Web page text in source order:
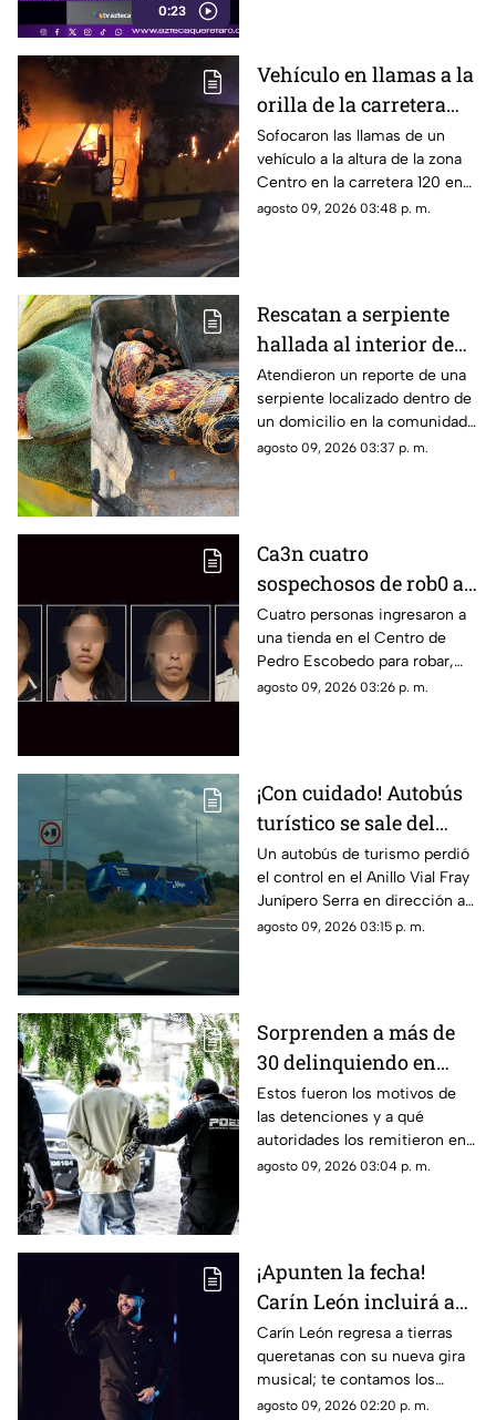
0:23
Vehículo en llamas a la
orilla de la carretera
120 en Cadereyta
provoca intensa
movilización de rescate
Sofocaron las llamas de un
vehículo a la altura de la zona
Centro en la carretera 120 en
Cadereyta
agosto 09, 2026 03:48 p. m.
Rescatan a serpiente
hallada al interior de
una vivienda en
Cadereyta de Montes
Atendieron un reporte de una
serpiente localizado dentro de
un domicilio en la comunidad
de Los Llanitos
agosto 09, 2026 03:37 p. m.
Ca3n cuatro
sospechosos de rob0 a
comercio sobre la
Autopista 57 en
Querétaro
Cuatro personas ingresaron a
una tienda en el Centro de
Pedro Escobedo para robar,
fueron detenidos sobre la
agosto 09, 2026 03:26 p. m.
¡Con cuidado! Autobús
turístico se sale del
camino en el Anillo
Vial Fray Junípero
Serra
Un autobús de turismo perdió
el control en el Anillo Vial Fray
Junípero Serra en dirección a
Mompaní
agosto 09, 2026 03:15 p. m.
Sorprenden a más de
30 delinquiendo en
Querétaro y
Tequisquiapan
Estos fueron los motivos de
las detenciones y a qué
autoridades los remitieron en
Querétaro y Tequisquiapan
agosto 09, 2026 03:04 p. m.
¡Apunten la fecha!
Carín León incluirá a
Querétaro en su 'Muda
Tour 2026' y esto es
todo lo que debes saber
Carín León regresa a tierras
queretanas con su nueva gira
musical; te contamos los
detalles del concierto que
agosto 09, 2026 02:20 p. m.